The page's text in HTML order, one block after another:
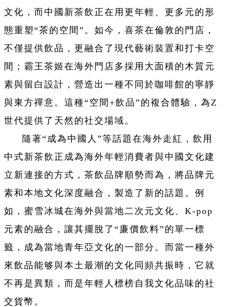
文化，而中國新茶飲正在用更年輕、更多元的形
態重塑“茶的空間”。如今，喜茶在倫敦的門店，
不僅提供飲品，更融合了現代藝術裝置和打卡空
間；霸王茶姬在海外門店多採用大面積的木質元
素與留白設計，營造出一種不同於咖啡館的寧靜
與東方禪意。這種“空間+飲品”的複合體驗，為Z
世代提供了天然的社交場域。
隨著“成為中國人”等話題在海外走紅，飲用
中式新茶飲正成為海外年輕消費者與中國文化建
立新連接的方式，茶飲品牌順勢而為，將品牌元
素和本地文化深度融合，製造了新的話題。例
如，蜜雪冰城在海外與當地二次元文化、K-pop
元素的融合，讓其擺脫了“廉價飲料”的單一標
籤，成為當地青年亞文化的一部分。而當一種外
來飲品能够與本土最潮的文化同頻共振時，它就
不再是異類，而是年輕人標榜自我文化品味的社
交貨幣。